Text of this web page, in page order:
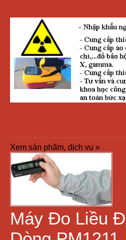
Xem sản phẩm, dịch vụ »
Máy Đo Liều